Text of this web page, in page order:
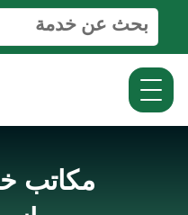
ب
ح
ث
ع
مكاتب